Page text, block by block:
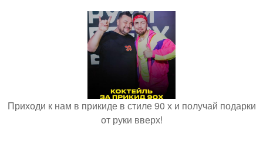
Приходи к нам в прикиде в стиле 90 х и получай подарки
от руки вверх!